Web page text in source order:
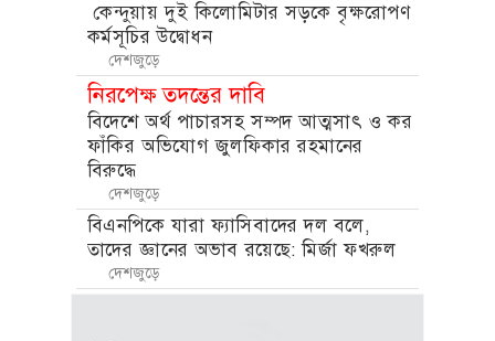
কেন্দুয়ায় দুই কিলোমিটার সড়কে বৃক্ষরোপণ
কর্মসূচির উদ্বোধন
দেশজুড়ে
নিরপেক্ষ তদন্তের দাবি
বিদেশে অর্থ পাচারসহ সম্পদ আত্মসাৎ ও কর
ফাঁকির অভিযোগ জুলফিকার রহমানের
বিরুদ্ধে
দেশজুড়ে
বিএনপিকে যারা ফ্যাসিবাদের দল বলে,
তাদের জ্ঞানের অভাব রয়েছে: মির্জা ফখরুল
দেশজুড়ে